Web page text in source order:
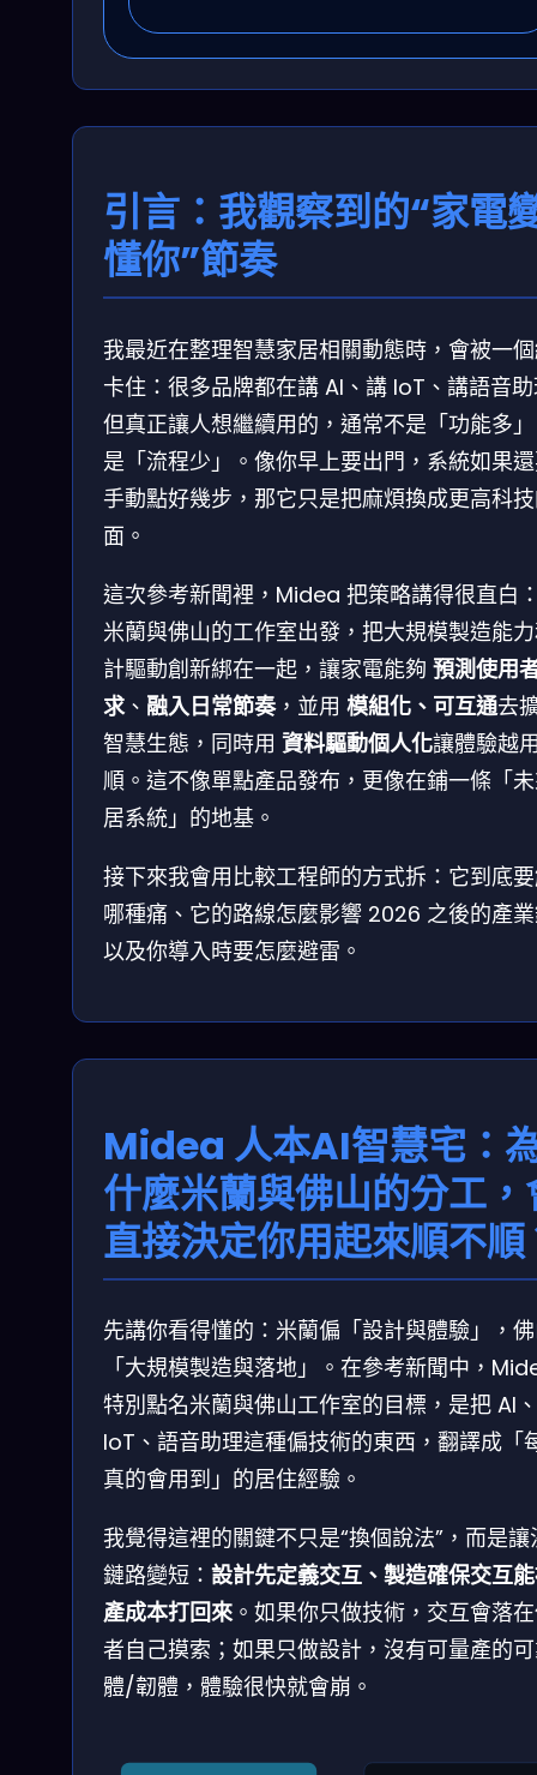
引言：我觀察到的“家電
懂你”節奏
我最近在整理智慧家居相關動態時，會被一
卡住：很多品牌都在講 AI、講 IoT、講語音
但真正讓人想繼續用的，通常不是「功能多
是「流程少」。像你早上要出門，系統如果
手動點好幾步，那它只是把麻煩換成更高科
面。
這次參考新聞裡，Midea 把策略講得很直白
米蘭與佛山的工作室出發，把大規模製造能
計驅動創新綁在一起，讓家電能夠 預測使用
求、 融入日常節奏，並用 模組化、可互通去
智慧生態，同時用 資料驅動個人化讓體驗越
順。這不像單點產品發布，更像在鋪一條「
居系統」的地基。
接下來我會用比較工程師的方式拆：它到底
哪種痛、它的路線怎麼影響 2026 之後的產
以及你導入時要怎麼避雷。
Midea 人本AI智慧宅：
什麼米蘭與佛山的分工，
直接決定你用起來順不順
先講你看得懂的：米蘭偏「設計與體驗」，
「大規模製造與落地」。在參考新聞中，
特別點名米蘭與佛山工作室的目標，是把 AI、
IoT、語音助理這種偏技術的東西，翻譯成「
真的會用到」的居住經驗。
我覺得這裡的關鍵不只是“換個說法”，而是讓
鏈路變短： 設計先定義交互、製造確保交互
產成本打回來。如果你只做技術，交互會落
者自己摸索；如果只做設計，沒有可量產的
體/韌體，體驗很快就會崩。